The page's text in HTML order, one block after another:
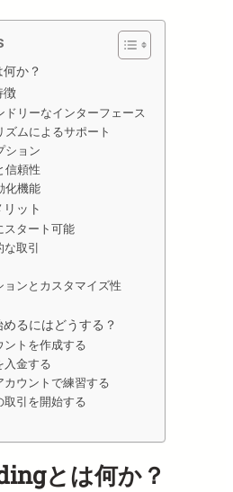
か？
徴
ドリーなインターフェース
ズムによるサポート
ション
信頼性
化機能
ット
スタート可能
取引
ョンとカスタマイズ性
るにはどうする？
ントを作成する
入金する
カウントで練習する
取引を開始する
とは何か？